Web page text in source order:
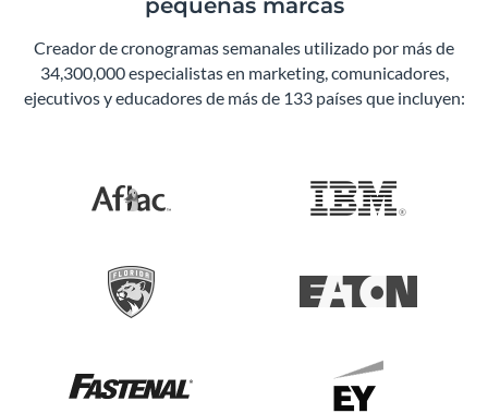
pequeñas marcas
Creador de cronogramas semanales utilizado por más de
34,300,000 especialistas en marketing, comunicadores,
ejecutivos y educadores de más de 133 países que incluyen: